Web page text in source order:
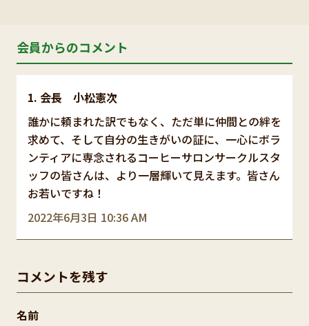
会員からのコメント
会長 小松憲次
2022年6月3日 10:36 AM
誰かに頼まれた訳でもなく、ただ単に仲間との絆を
求めて、そして自分の生きがいの証に、一心にボラ
ンティアに専念されるコーヒーサロンサークルスタ
ッフの皆さんは、より一層輝いて見えます。皆さん
お若いですね！
コメントを残す
名前